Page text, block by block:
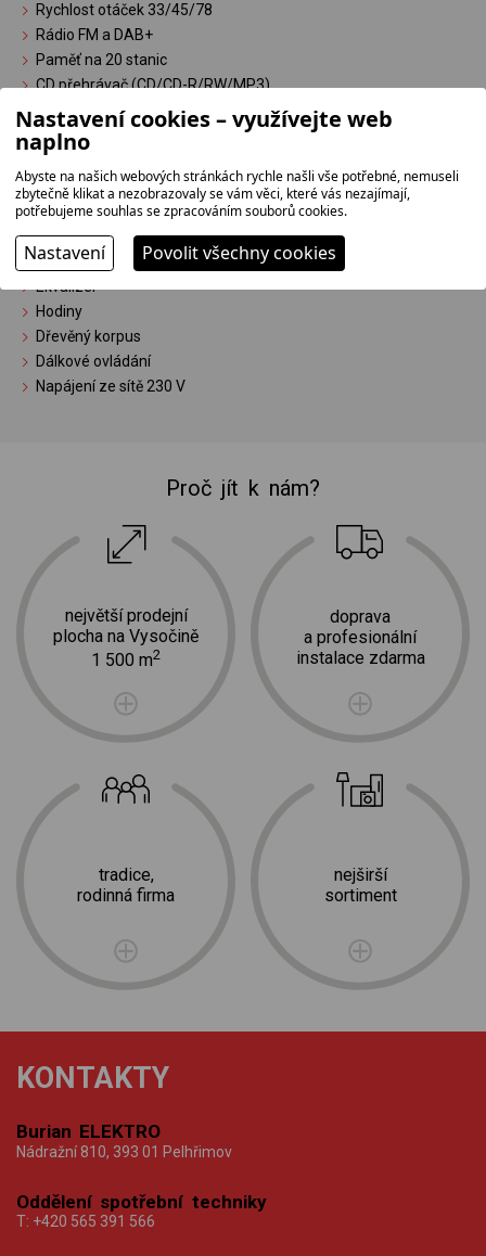
Rychlost otáček 33/45/78
Rádio FM a DAB+
Paměť na 20 stanic
CD přehrávač (CD/CD-R/RW/MP3)
Kazetový přehrávač
USB vstup, přehrává MP3
Nahrávání na USB flash disk z gramofonu, CD, kazety i AUX
Vstup AUX IN 3,5 mm jack
Sluchátkový výstup 3,5 mm jack
Integrované reproduktory 2x 2,5 W RMS
Displej
Ekvalizér
Hodiny
Dřevěný korpus
Dálkové ovládání
Napájení ze sítě 230 V
Proč jít k nám?
největší prodejní
plocha na Vysočině
1 500 m2
tradice,
rodinná firma
doprava
a profesionální
instalace zdarma
nejširší
sortiment
KONTAKTY
Burian ELEKTRO
Nádražní 810, 393 01 Pelhřimov
Oddělení spotřební techniky
T: +420 565 391 566
Nastavení cookies – využívejte web
naplno
Abyste na našich webových stránkách rychle našli vše potřebné, nemuseli
zbytečně klikat a nezobrazovaly se vám věci, které vás nezajímají,
potřebujeme souhlas se zpracováním souborů cookies.
Nastavení Povolit všechny cookies